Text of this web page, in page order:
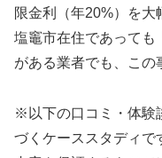
限金利（年20%）を大
塩竈市在住であっても
がある業者でも、この
※以下の口コミ・体験
づくケーススタディで